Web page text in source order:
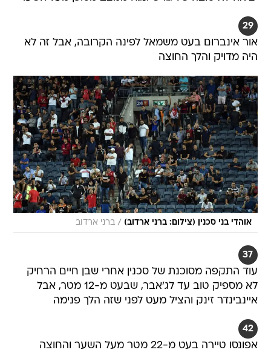
29
אור אינברום בעט משמאל לפינה הקרובה, אבל זה לא
היה מדויק והלך החוצה
אוהדי בני סכנין (צילום: ברני ארדוב) / ברני ארדוב
37
עוד התקפה מסוכנת של סכנין אחרי שבן חיים הרחיק
לא מספיק טוב עד לג'אבר, שבעט מ-12 מטר, אבל
איינבינדר זינק והציל מעט לפני שזה הלך פנימה
42
אפונסו טיירה בעט מ-22 מטר מעל השער והחוצה